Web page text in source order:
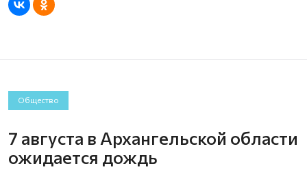
Общество
7 августа в Архангельской области
ожидается дождь